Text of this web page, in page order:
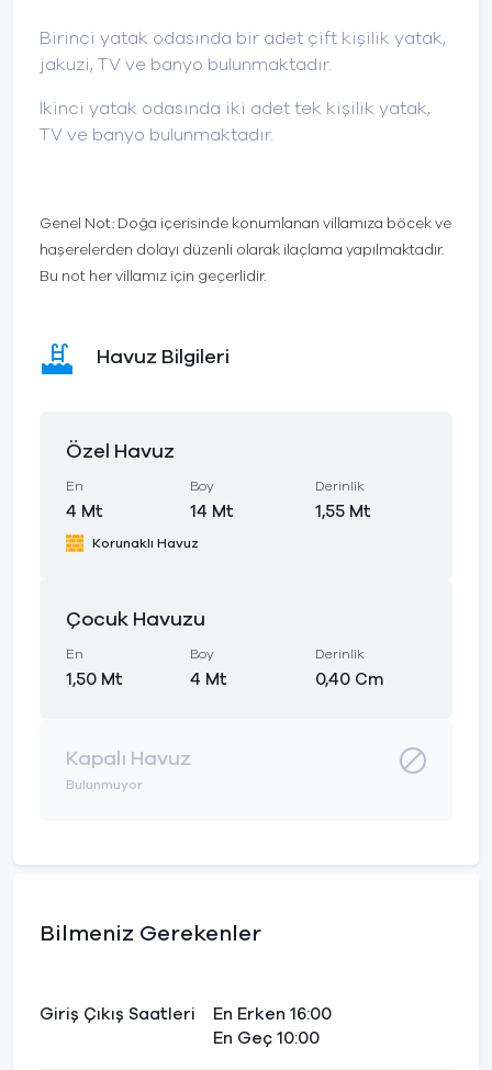
Birinci yatak odasında bir adet çift kişilik yatak,
jakuzi, TV ve banyo bulunmaktadır.
İkinci yatak odasında iki adet tek kişilik yatak,
TV ve banyo bulunmaktadır.
Genel Not: Doğa içerisinde konumlanan villamıza böcek ve
haşerelerden dolayı düzenli olarak ilaçlama yapılmaktadır.
Bu not her villamız için geçerlidir.
Havuz Bilgileri
Özel Havuz
En
4 Mt
Boy
14 Mt
Derinlik
1,55 Mt
Korunaklı Havuz
Çocuk Havuzu
En
1,50 Mt
Boy
4 Mt
Derinlik
0,40 Cm
Kapalı Havuz
Bulunmuyor
Bilmeniz Gerekenler
Giriş Çıkış Saatleri
En Erken 16:00
En Geç 10:00